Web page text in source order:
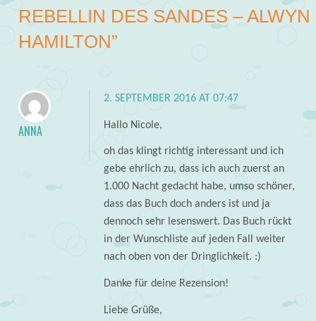
REBELLIN DES SANDES – ALWYN
HAMILTON”
ANNA
2. SEPTEMBER 2016 AT 07:47
Hallo Nicole,
oh das klingt richtig interessant und ich
gebe ehrlich zu, dass ich auch zuerst an
1.000 Nacht gedacht habe, umso schöner,
dass das Buch doch anders ist und ja
dennoch sehr lesenswert. Das Buch rückt
in der Wunschliste auf jeden Fall weiter
nach oben von der Dringlichkeit. :)
Danke für deine Rezension!
Liebe Grüße,